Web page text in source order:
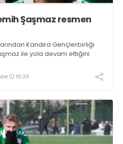
Şaşmaz resmen
Kandıra Gençlerbirliği
ile yola devam ettiğini
16:33